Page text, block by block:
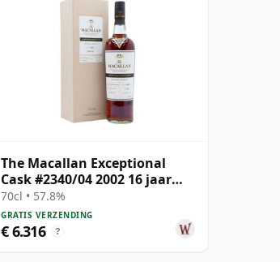
The Macallan Exceptional
Cask #2340/04 2002 16 jaar
oud
70cl • 57.8%
GRATIS VERZENDING
€ 6.316 ?